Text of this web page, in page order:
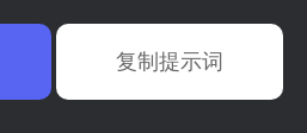
复制提示词